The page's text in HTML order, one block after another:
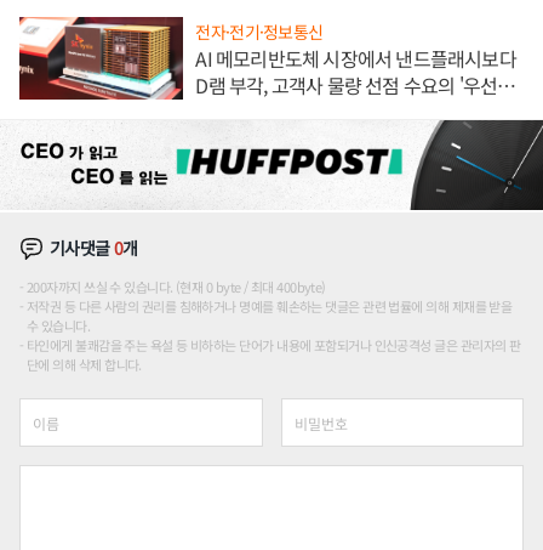
전자·전기·정보통신
AI 메모리반도체 시장에서 낸드플래시보다
D램 부각, 고객사 물량 선점 수요의 '우선순
기사댓글0개
200자까지 쓰실 수 있습니다. (현재 0 byte / 최대 400byte)
저작권 등 다른 사람의 권리를 침해하거나 명예를 훼손하는 댓글은 관련 법률에 의해 제재를 받을
수 있습니다.
타인에게 불쾌감을 주는 욕설 등 비하하는 단어가 내용에 포함되거나 인신공격성 글은 관리자의 판
단에 의해 삭제 합니다.